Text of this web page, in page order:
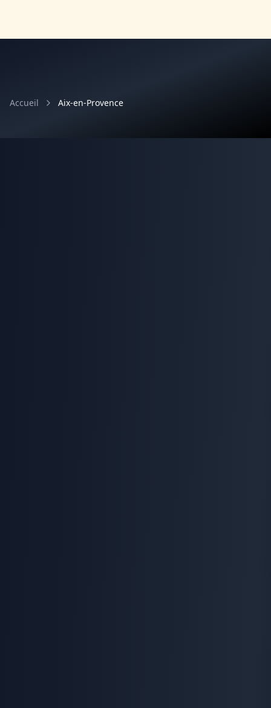
Accueil Aix-en-Provence